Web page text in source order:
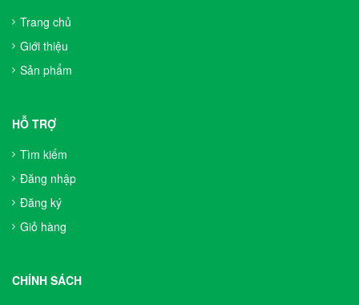
Trang chủ
Giới thiệu
Sản phẩm
HỖ TRỢ
Tìm kiếm
Đăng nhập
Đăng ký
Giỏ hàng
CHÍNH SÁCH